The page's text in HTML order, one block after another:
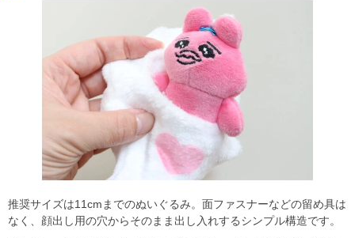
推奨サイズは11cmまでのぬいぐるみ。面ファスナーなどの留め具は
なく、顔出し用の穴からそのまま出し入れするシンプル構造です。